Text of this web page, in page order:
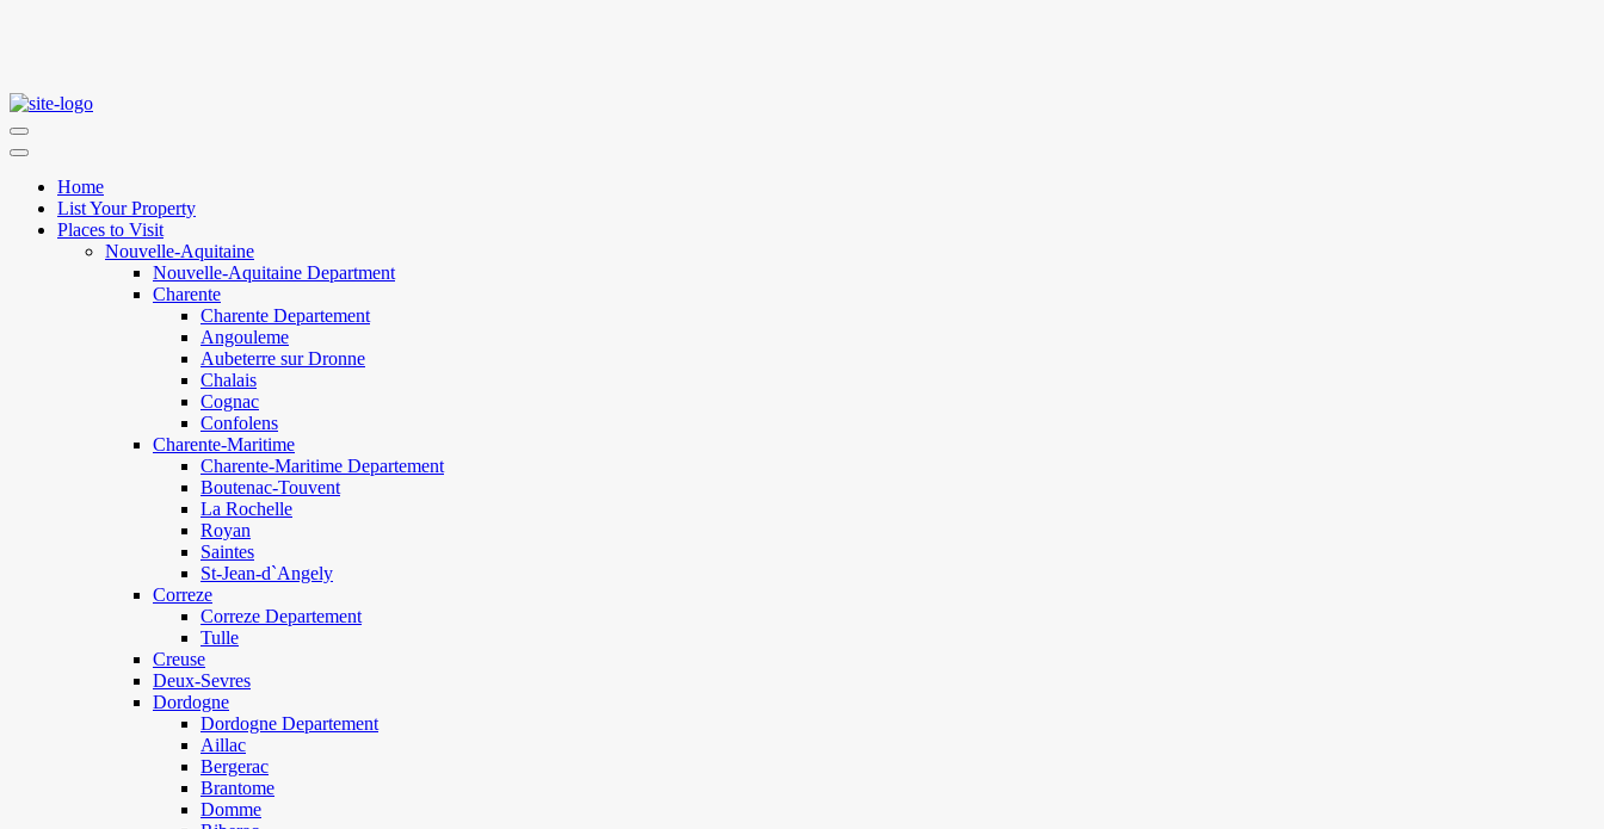
Home
List Your Property
Places to Visit
Nouvelle-Aquitaine
Nouvelle-Aquitaine Department
Charente
Charente Departement
Angouleme
Aubeterre sur Dronne
Chalais
Cognac
Confolens
Charente-Maritime
Charente-Maritime Departement
Boutenac-Touvent
La Rochelle
Royan
Saintes
St-Jean-d`Angely
Correze
Correze Departement
Tulle
Creuse
Deux-Sevres
Dordogne
Dordogne Departement
Aillac
Bergerac
Brantome
Domme